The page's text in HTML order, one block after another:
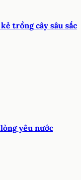
trồng cây sâu sắc
yêu nước